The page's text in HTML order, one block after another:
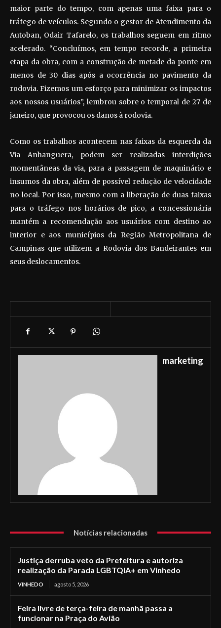
maior parte do tempo, com apenas uma faixa para o
tráfego de veículos. Segundo o gestor de Atendimento da
Autoban, Odair Tafarelo, os trabalhos seguem em ritmo
acelerado. “Concluímos, em tempo recorde, a primeira
etapa da obra, com a construção de metade da ponte em
menos de 30 dias após a ocorrência no pavimento da
rodovia. Fizemos um esforço para minimizar os impactos
aos nossos usuários”, lembrou sobre o temporal de 27 de
janeiro, que provocou os danos à rodovia.
Como os trabalhos acontecem nas faixas da esquerda da
Via Anhanguera, podem ser realizadas interdições
momentâneas da via, para a passagem de maquinário e
insumos da obra, além de possível redução de velocidade
no local. Por isso, mesmo com a liberação de duas faixas
para o tráfego nos horários de pico, a concessionária
mantém a recomendação aos usuários com destino ao
interior e aos municípios da Região Metropolitana de
Campinas que utilizem a Rodovia dos Bandeirantes em
seus deslocamentos.
marketing
Notícias relacionadas
Justiça derruba veto da Prefeitura e autoriza
realização da Parada LGBTQIA+ em Vinhedo
VINHEDO agosto 5, 2026
Feira livre de terça-feira de manhã passa a
funcionar na Praça do Avião